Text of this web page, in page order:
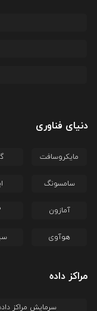
دنیای فناوری
مایکروسافت
سامسونگ
آمازون
هوآوی
مراکز داده
سرمایش مراکز